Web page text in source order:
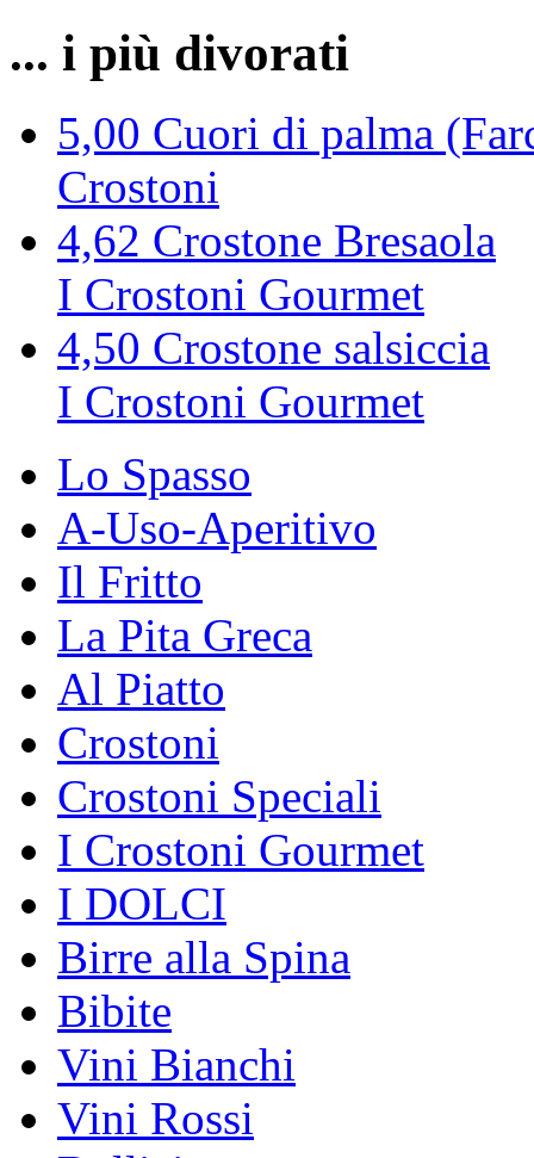
... i più divorati
5,00 Cuori di palma
Crostoni
4,62 Crostone Bresaola
I Crostoni Gourmet
4,50 Crostone salsiccia
I Crostoni Gourmet
Lo Spasso
A-Uso-Aperitivo
Il Fritto
La Pita Greca
Al Piatto
Crostoni
Crostoni Speciali
I Crostoni Gourmet
I DOLCI
Birre alla Spina
Bibite
Vini Bianchi
Vini Rossi